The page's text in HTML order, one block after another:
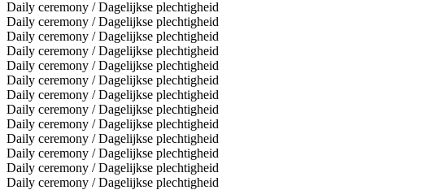
Daily ceremony / Dagelijkse plechtigheid
Daily ceremony / Dagelijkse plechtigheid
Daily ceremony / Dagelijkse plechtigheid
Daily ceremony / Dagelijkse plechtigheid
Daily ceremony / Dagelijkse plechtigheid
Daily ceremony / Dagelijkse plechtigheid
Daily ceremony / Dagelijkse plechtigheid
Daily ceremony / Dagelijkse plechtigheid
Daily ceremony / Dagelijkse plechtigheid
Daily ceremony / Dagelijkse plechtigheid
Daily ceremony / Dagelijkse plechtigheid
Daily ceremony / Dagelijkse plechtigheid
Daily ceremony / Dagelijkse plechtigheid